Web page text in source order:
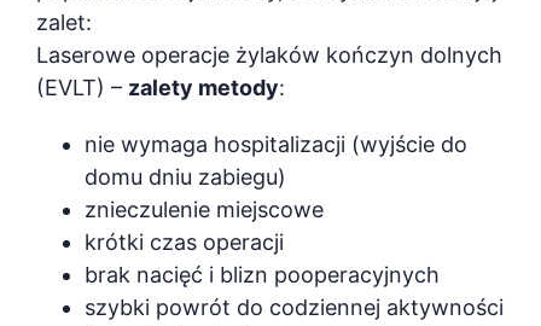
zalet:
Laserowe operacje żylaków kończyn dolnych
(EVLT) – zalety metody:
nie wymaga hospitalizacji (wyjście do
domu dniu zabiegu)
znieczulenie miejscowe
krótki czas operacji
brak nacięć i blizn pooperacyjnych
szybki powrót do codziennej aktywności